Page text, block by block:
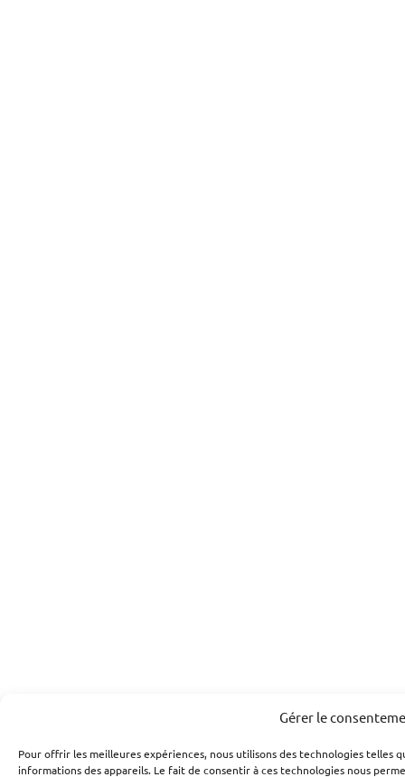
Gérer le
Pour offrir les meilleures expériences, nous utilisons des technologies telles
informations des appareils. Le fait de consentir à ces technologies nous